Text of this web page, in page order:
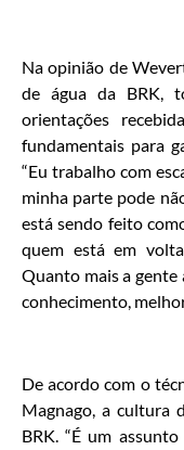
Na opinião de
de água da BRK,
orientações
fundamentais para
“Eu trabalho com
minha parte pode
está sendo feito
quem está em
Quanto mais a gente
conhecimento,
De acordo com o
Magnago, a cultura
BRK. “É um